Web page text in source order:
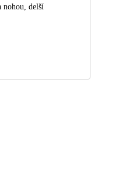
nohou, delší